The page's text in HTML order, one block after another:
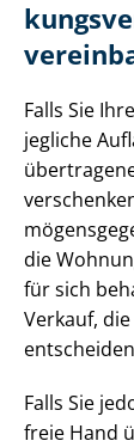
Falls Sie
jegliche
die
für sich
Verkauf,
Falls Sie
freie Hand